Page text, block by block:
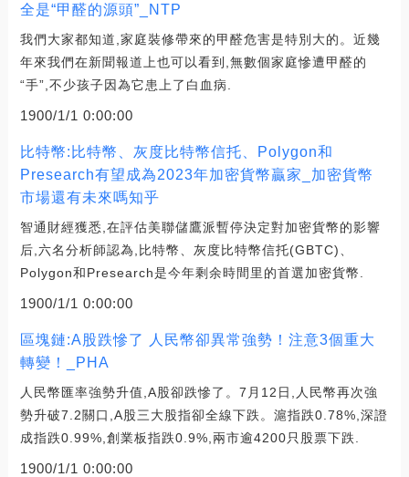
全是“甲醛的源頭”_NTP
我們大家都知道,家庭裝修帶來的甲醛危害是特別大的。近幾
年來我們在新聞報道上也可以看到,無數個家庭慘遭甲醛的
“手”,不少孩子因為它患上了白血病.
1900/1/1 0:00:00
比特幣:比特幣、灰度比特幣信托、Polygon和
Presearch有望成為2023年加密貨幣贏家_加密貨幣
市場還有未來嗎知乎
智通財經獲悉,在評估美聯儲鷹派暫停決定對加密貨幣的影響
后,六名分析師認為,比特幣、灰度比特幣信托(GBTC)、
Polygon和Presearch是今年剩余時間里的首選加密貨幣.
1900/1/1 0:00:00
區塊鏈:A股跌慘了 人民幣卻異常強勢！注意3個重大
轉變！_PHA
人民幣匯率強勢升值,A股卻跌慘了。7月12日,人民幣再次強
勢升破7.2關口,A股三大股指卻全線下跌。滬指跌0.78%,深證
成指跌0.99%,創業板指跌0.9%,兩市逾4200只股票下跌.
1900/1/1 0:00:00